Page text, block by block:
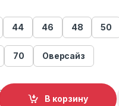
44 46 48 50
70 Оверсайз
Viva Dolce Vita
В корзину